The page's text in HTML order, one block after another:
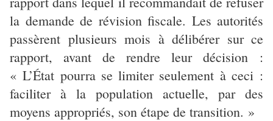
la demande de révision fiscale. Les autorités
passèrent plusieurs mois à délibérer sur ce
rapport, avant de rendre leur décision :
« L’État pourra se limiter seulement à ceci :
faciliter à la population actuelle, par des
moyens appropriés, son étape de transition. »